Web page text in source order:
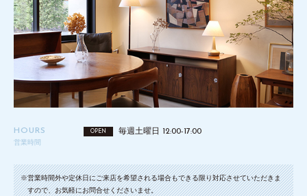
HOURS
営業時間
OPEN 毎週土曜日 12:00-17:00
※営業時間外や定休日にご来店を希望される場合もできる限り対応させていただきま
すので、お気軽にお問合せくださいませ。